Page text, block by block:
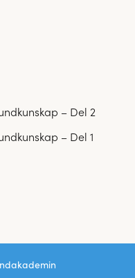
– Del 2
– Del 1